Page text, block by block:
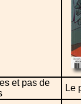
et pas de
Le